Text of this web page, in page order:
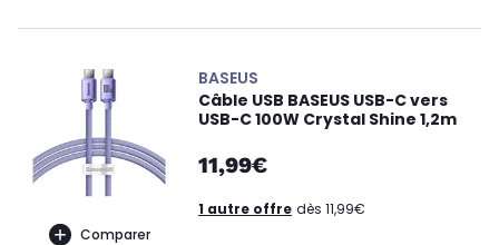
Comparer
BASEUS
Câble USB BASEUS USB-C vers
USB-C 100W Crystal Shine 1,2m
11,99€
1 autre offre dès 11,99€